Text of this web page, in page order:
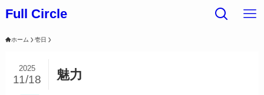
Full Circle
ホーム 壱日
魅力
2025
11/18